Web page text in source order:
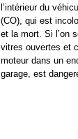
l’intérieur du
(CO), qui est
et la mort. Si l’on
vitres ouvertes et
moteur dans un
garage, est